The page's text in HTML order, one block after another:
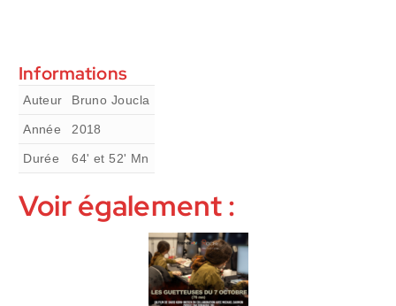
Informations
Auteur Bruno Joucla
Année 2018
Durée 64' et 52' Mn
Voir également :